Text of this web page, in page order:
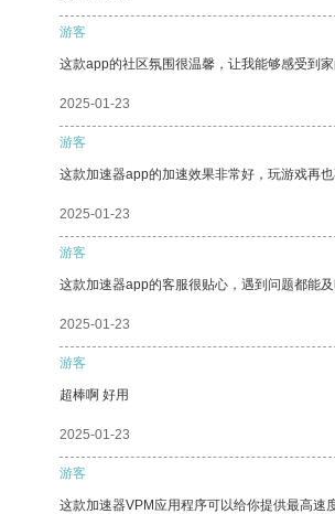
游客
这款app的社区氛围很温馨，让我能够感受到家
2025-01-23
游客
这款加速器app的加速效果非常好，玩游戏再
2025-01-23
游客
这款加速器app的客服很贴心，遇到问题都能及
2025-01-23
游客
超棒啊 好用
2025-01-23
游客
这款加速器VPM应用程序可以给你提供最高速